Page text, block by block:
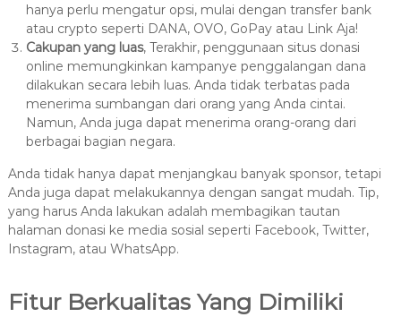
hanya perlu mengatur opsi, mulai dengan transfer bank
atau crypto seperti DANA, OVO, GoPay atau Link Aja!
Cakupan yang luas, Terakhir, penggunaan situs donasi
online memungkinkan kampanye penggalangan dana
dilakukan secara lebih luas. Anda tidak terbatas pada
menerima sumbangan dari orang yang Anda cintai.
Namun, Anda juga dapat menerima orang-orang dari
berbagai bagian negara.
Anda tidak hanya dapat menjangkau banyak sponsor, tetapi
Anda juga dapat melakukannya dengan sangat mudah. Tip,
yang harus Anda lakukan adalah membagikan tautan
halaman donasi ke media sosial seperti Facebook, Twitter,
Instagram, atau WhatsApp.
Fitur Berkualitas Yang Dimiliki